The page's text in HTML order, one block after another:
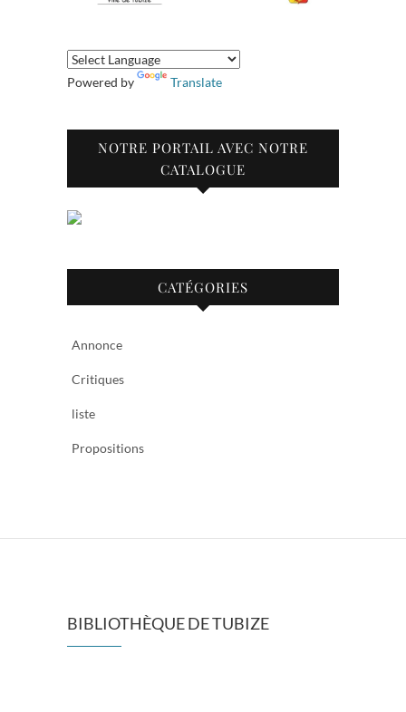
Powered by Translate
NOTRE PORTAIL AVEC NOTRE
CATALOGUE
CATÉGORIES
Annonce
Critiques
liste
Propositions
BIBLIOTHÈQUE DE TUBIZE